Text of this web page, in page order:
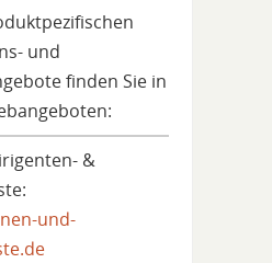
und
finden Sie in
&
und-